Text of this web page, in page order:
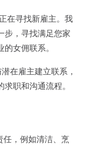
在寻找新雇主。我
步，寻找满足您家
女佣联系。
在雇主建立联系，
职和沟通流程。
任，例如清洁、烹